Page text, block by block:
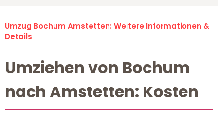
Umzug Bochum Amstetten: Weitere Informationen &
Details
Umziehen von Bochum
nach Amstetten: Kosten